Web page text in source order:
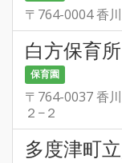
〒764-0004 香
白方保育所
保育園
〒764-0037 香
２−２
多度津町